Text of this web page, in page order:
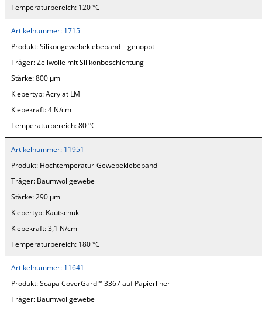
Temperaturbereich: 120 °C
Artikelnummer: 1715
Produkt:Silikongewebeklebeband – genoppt
Träger:Zellwolle mit Silikonbeschichtung
Stärke:800 µm
Klebertyp:Acrylat LM
Klebekraft:4 N/cm
Temperaturbereich:80 °C
Artikelnummer: 11951
Produkt: Hochtemperatur-Gewebeklebeband
Träger: Baumwollgewebe
Stärke: 290 µm
Klebertyp: Kautschuk
Klebekraft:3,1 N/cm
Temperaturbereich: 180 °C
Artikelnummer: 11641
Produkt:Scapa CoverGard™ 3367 auf Papierliner
Träger: Baumwollgewebe